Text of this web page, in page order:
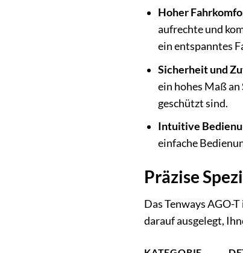
Hoher
aufrechte und
ein entspanntes
Sicherheit und
ein hohes Maß
geschützt sind.
Intuitive
einfache
Präzise
Das Tenways AGO-
darauf ausgelegt,